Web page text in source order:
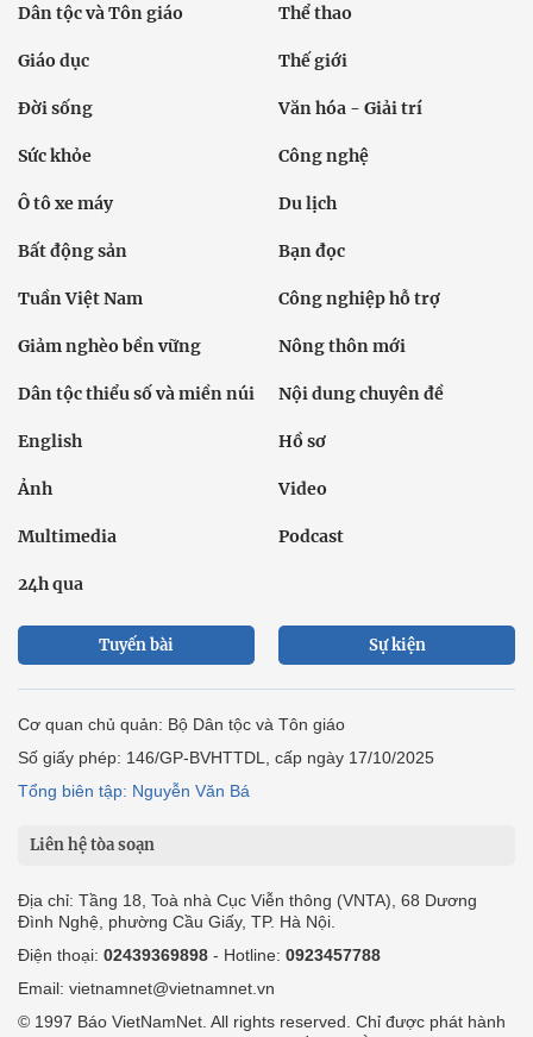
Dân tộc và Tôn giáo Thể thao
Giáo dục Thế giới
Đời sống Văn hóa - Giải trí
Sức khỏe Công nghệ
Ô tô xe máy Du lịch
Bất động sản Bạn đọc
Tuần Việt Nam Công nghiệp hỗ trợ
Giảm nghèo bền vững Nông thôn mới
Dân tộc thiểu số và miền núi Nội dung chuyên đề
English Hồ sơ
Ảnh Video
Multimedia Podcast
24h qua
Tuyến bài Sự kiện
Cơ quan chủ quản: Bộ Dân tộc và Tôn giáo
Số giấy phép: 146/GP-BVHTTDL, cấp ngày 17/10/2025
Tổng biên tập: Nguyễn Văn Bá
Liên hệ tòa soạn
Địa chỉ: Tầng 18, Toà nhà Cục Viễn thông (VNTA), 68 Dương
Đình Nghệ, phường Cầu Giấy, TP. Hà Nội.
Điện thoại: 02439369898 - Hotline: 0923457788
Email: vietnamnet@vietnamnet.vn
© 1997 Báo VietNamNet. All rights reserved. Chỉ được phát hành